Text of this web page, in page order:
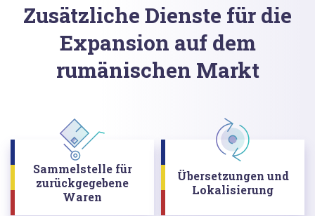
Zusätzliche Dienste für die
Expansion auf dem
rumänischen Markt
Sammelstelle für
zurückgegebene
Waren
Übersetzungen und
Lokalisierung